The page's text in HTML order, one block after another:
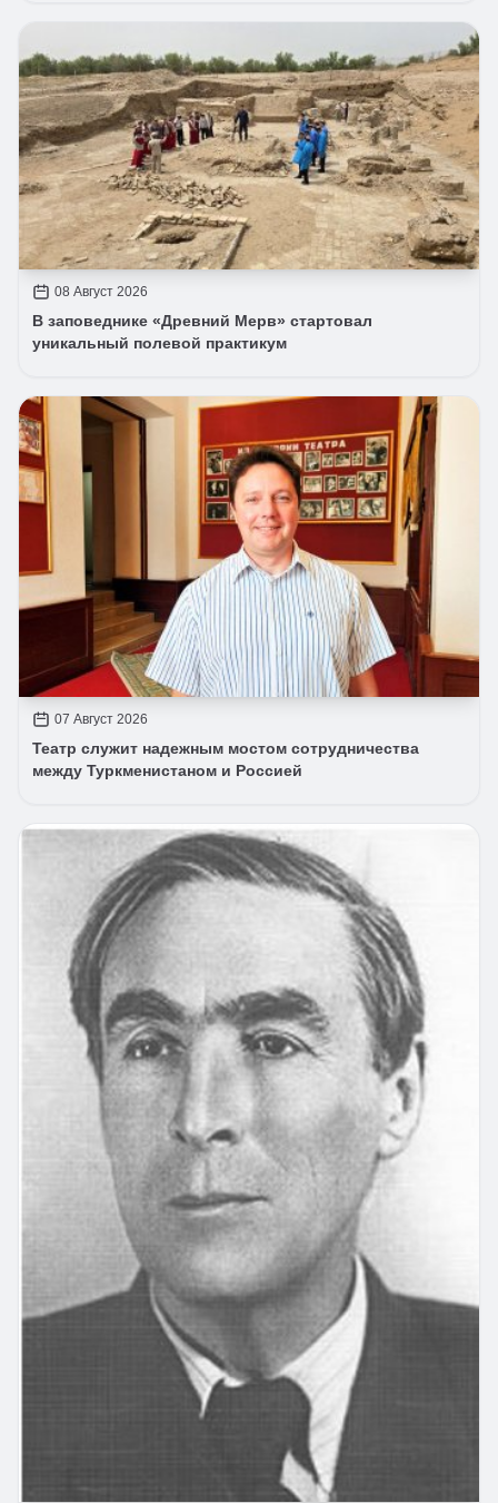
08 Август 2026
В заповеднике «Древний Мерв» стартовал
уникальный полевой практикум
07 Август 2026
Театр служит надежным мостом сотрудничества
между Туркменистаном и Россией